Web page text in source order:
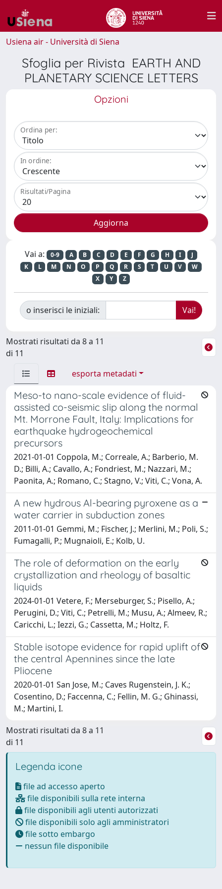
Usiena air - Università di Siena
Sfoglia per Rivista EARTH AND
PLANETARY SCIENCE LETTERS
Opzioni
Ordina per:
In ordine:
Risultati/Pagina
Vai a: 0-9 A B C D E F G H I
J
K
L M N O P Q R S T U V
W
X
Y Z
o inserisci le iniziali:
Mostrati risultati da 8 a 11
di 11
esporta metadati
Meso-to nano-scale evidence of fluid-
assisted co-seismic slip along the normal
Mt. Morrone Fault, Italy: Implications for
earthquake hydrogeochemical
precursors
2021-01-01 Coppola, M.; Correale, A.; Barberio, M.
D.; Billi, A.; Cavallo, A.; Fondriest, M.; Nazzari, M.;
Paonita, A.; Romano, C.; Stagno, V.; Viti, C.; Vona, A.
A new hydrous Al-bearing pyroxene as a
water carrier in subduction zones
2011-01-01 Gemmi, M.; Fischer, J.; Merlini, M.; Poli, S.;
Fumagalli, P.; Mugnaioli, E.; Kolb, U.
The role of deformation on the early
crystallization and rheology of basaltic
liquids
2024-01-01 Vetere, F.; Merseburger, S.; Pisello, A.;
Perugini, D.; Viti, C.; Petrelli, M.; Musu, A.; Almeev, R.;
Caricchi, L.; Iezzi, G.; Cassetta, M.; Holtz, F.
Stable isotope evidence for rapid uplift of
the central Apennines since the late
Pliocene
2020-01-01 San Jose, M.; Caves Rugenstein, J. K.;
Cosentino, D.; Faccenna, C.; Fellin, M. G.; Ghinassi,
M.; Martini, I.
Mostrati risultati da 8 a 11
di 11
Legenda icone
file ad accesso aperto
file disponibili sulla rete interna
file disponibili agli utenti autorizzati
file disponibili solo agli amministratori
file sotto embargo
nessun file disponibile